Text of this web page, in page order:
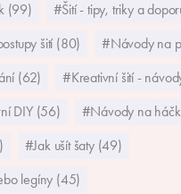
(99)
#Šití - tipy, triky a
šití (80)
#Návody na
(62)
#Kreativní šití -
DIY (56)
#Návody na
#Jak ušít šaty (49)
legíny (45)